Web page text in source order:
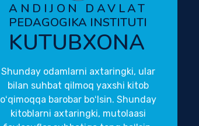
ANDIJON DAVLAT
PEDAGOGIKA INSTITUTI
KUTUBXONA
Shunday odamlarni axtaringki, ular
bilan suhbat qilmoq yaxshi kitob
oʻqimoqqa barobar boʻlsin. Shunday
kitoblarni axtaringki, mutolaasi